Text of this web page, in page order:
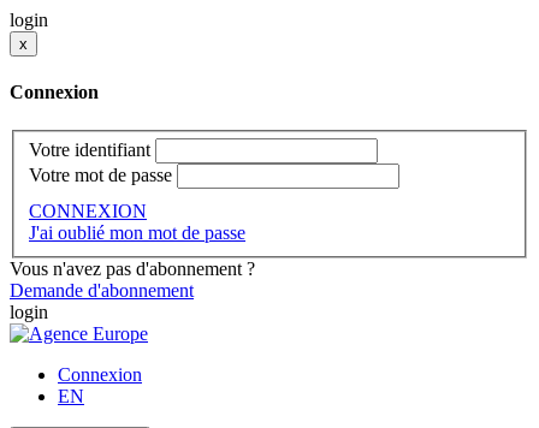
login
x
Connexion
Votre identifiant
Votre mot de passe
CONNEXION
J'ai oublié mon mot de passe
Vous n'avez pas d'abonnement ?
Demande d'abonnement
login
Connexion
EN